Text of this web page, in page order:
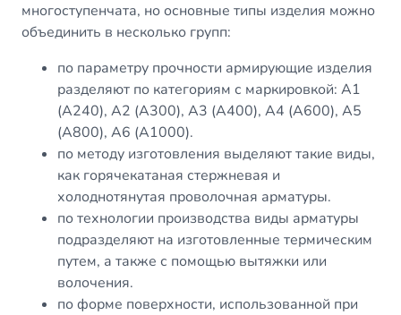
многоступенчата, но основные типы изделия можно
объединить в несколько групп:
по параметру прочности армирующие изделия
разделяют по категориям с маркировкой: A1
(A240), A2 (A300), A3 (A400), A4 (A600), A5
(A800), A6 (A1000).
по методу изготовления выделяют такие виды,
как горячекатаная стержневая и
холоднотянутая проволочная арматуры.
по технологии производства виды арматуры
подразделяют на изготовленные термическим
путем, а также с помощью вытяжки или
волочения.
по форме поверхности, использованной при